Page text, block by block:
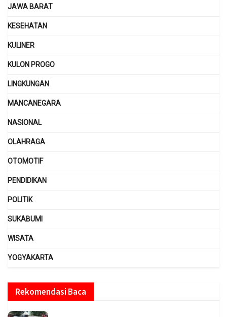
JAWA BARAT
KESEHATAN
KULINER
KULON PROGO
LINGKUNGAN
MANCANEGARA
NASIONAL
OLAHRAGA
OTOMOTIF
PENDIDIKAN
POLITIK
SUKABUMI
WISATA
YOGYAKARTA
Rekomendasi Baca